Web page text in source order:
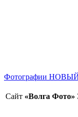
Фотографии НОВЫЙ
Сайт «Волга Фото»